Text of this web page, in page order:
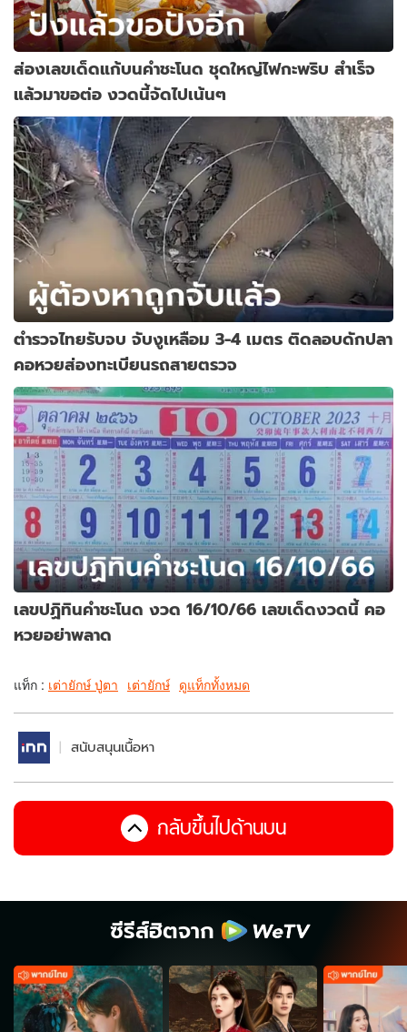
ส่องเลขเด็ดแก้บนคำชะโนด ชุดใหญ่ไฟกะพริบ สำเร็จ
แล้วมาขอต่อ งวดนี้จัดไปเน้นๆ
ตำรวจไทยรับจบ จับงูเหลือม 3-4 เมตร ติดลอบดักปลา
คอหวยส่องทะเบียนรถสายตรวจ
เลขปฏิทินคำชะโนด งวด 16/10/66 เลขเด็ดงวดนี้ คอ
หวยอย่าพลาด
แท็ก : เต่ายักษ์ ปู่ตา เต่ายักษ์ ดูแท็กทั้งหมด
สนับสนุนเนื้อหา
กลับขึ้นไปด้านบน
ซีรีส์ฮิตจาก